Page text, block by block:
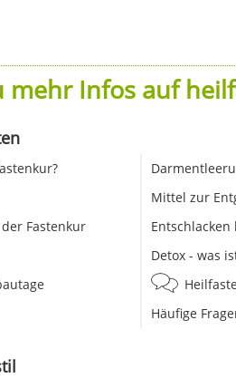
mehr Infos auf
Fastenkur
Mittel zur
Entschlacken
Detox - was
Häufige